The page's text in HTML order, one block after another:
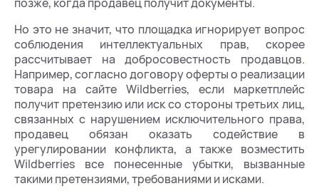
Но это не значит, что площадка игнорирует вопрос
соблюдения интеллектуальных прав, скорее
рассчитывает на добросовестность продавцов.
Например, согласно договору оферты о реализации
товара на сайте Wildberries, если маркетплейс
получит претензию или иск со стороны третьих лиц,
связанных с нарушением исключительного права,
продавец обязан оказать содействие в
урегулировании конфликта, а также возместить
Wildberries все понесенные убытки, вызванные
такими претензиями, требованиями и исками.